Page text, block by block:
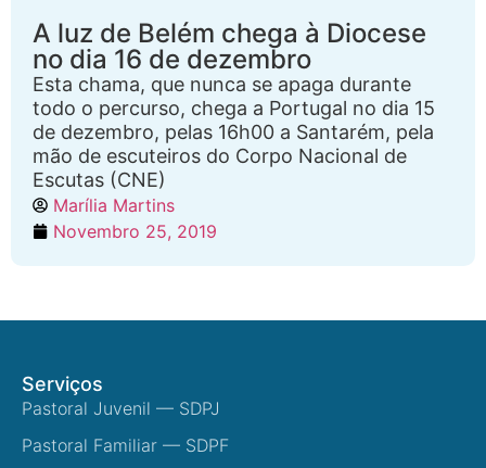
A luz de Belém chega à Diocese
no dia 16 de dezembro
Esta chama, que nunca se apaga durante
todo o percurso, chega a Portugal no dia 15
de dezembro, pelas 16h00 a Santarém, pela
mão de escuteiros do Corpo Nacional de
Escutas (CNE)
Marília Martins
Novembro 25, 2019
Serviços
Pastoral Juvenil — SDPJ
Pastoral Familiar — SDPF